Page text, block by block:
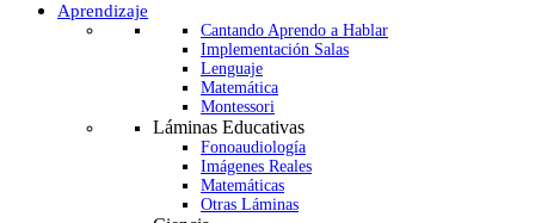
Aprendizaje
Cantando Aprendo a Hablar
Implementación Salas
Lenguaje
Matemática
Montessori
Láminas Educativas
Fonoaudiología
Imágenes Reales
Matemáticas
Otras Láminas